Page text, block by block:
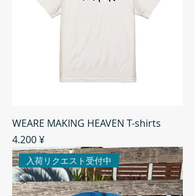
WEARE MAKING HEAVEN T-shirts
Preis
4.200 ¥
入荷リクエスト受付中